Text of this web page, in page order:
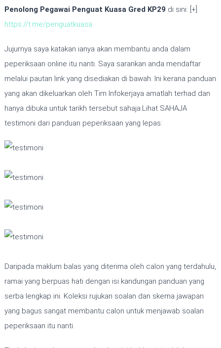
Penolong Pegawai Penguat Kuasa Gred KP29 di sini: [+]
https://t.me/penguatkuasa
Jujurnya saya katakan ianya akan membantu anda dalam
peperiksaan online itu nanti. Saya sarankan anda mendaftar
melalui pautan link yang disediakan di bawah. Ini kerana panduan
yang akan dikeluarkan oleh Tim Infokerjaya amatlah terhad dan
hanya dibuka untuk tarikh tersebut sahaja.Lihat SAHAJA
testimoni dari panduan peperiksaan yang lepas:
Daripada maklum balas yang diterima oleh calon yang terdahulu,
ramai yang berpuas hati dengan isi kandungan panduan yang
serba lengkap ini. Koleksi rujukan soalan dan skema jawapan
yang bagus sangat membantu calon untuk menjawab soalan
peperiksaan itu nanti.